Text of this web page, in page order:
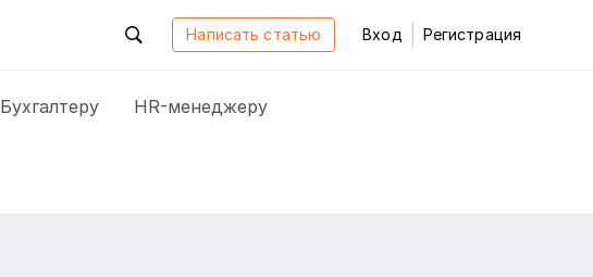
Написать статью Вход Регистрация
Бухгалтеру HR-менеджеру